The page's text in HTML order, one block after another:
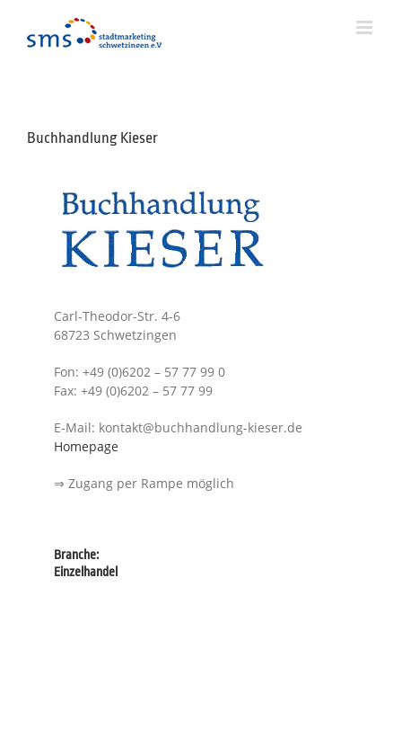
springen
Buchhandlung Kieser
Carl-Theodor-Str. 4-6
68723 Schwetzingen
Fon: +49 (0)6202 – 57 77 99 0
Fax: +49 (0)6202 – 57 77 99
E-Mail: kontakt@buchhandlung-kieser.de
Homepage
⇒ Zugang per Rampe möglich
Branche:
Einzelhandel